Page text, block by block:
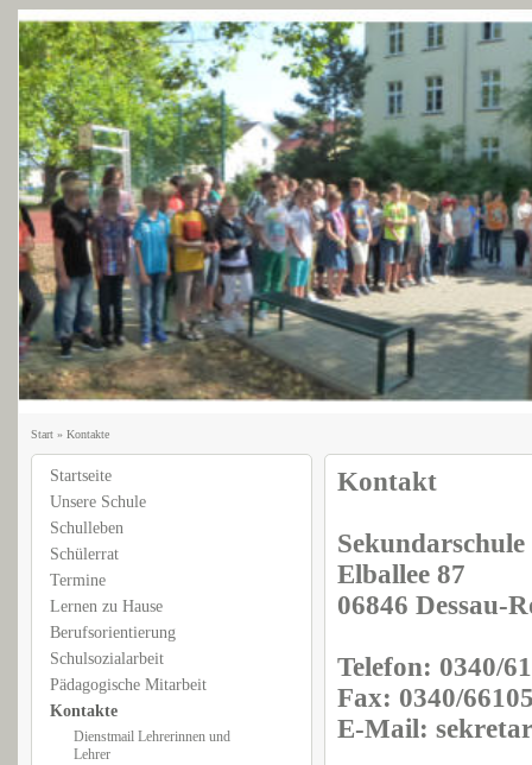
Start» Kontakte
Startseite
Unsere Schule
Schulleben
Schülerrat
Termine
Lernen zu Hause
Berufsorientierung
Schulsozialarbeit
Pädagogische Mitarbeit
Kontakte
Dienstmail Lehrerinnen und
Lehrer
Kontakt
Elballee 87
06846 Dessau-
Telefon: 0340/
Fax: 0340/
E-Mail: